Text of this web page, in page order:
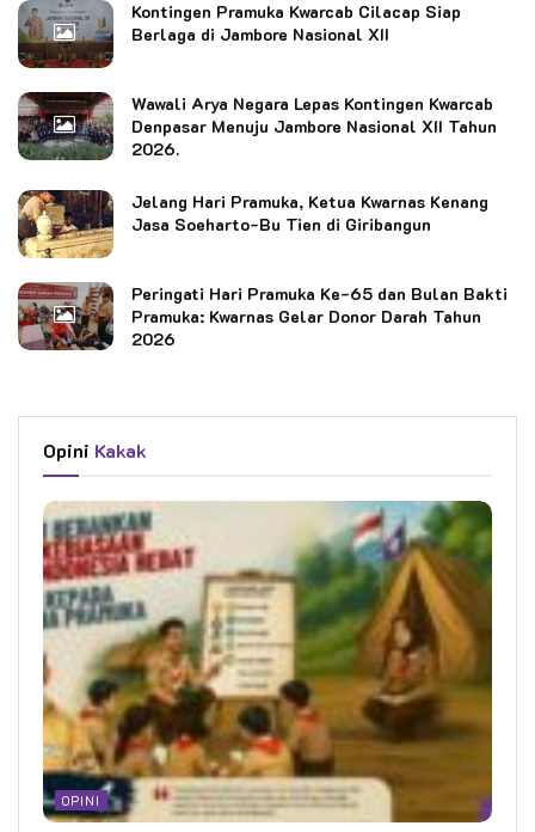
Kontingen Pramuka Kwarcab Cilacap Siap
Berlaga di Jambore Nasional XII
Wawali Arya Negara Lepas Kontingen Kwarcab
Denpasar Menuju Jambore Nasional XII Tahun
2026.
Jelang Hari Pramuka, Ketua Kwarnas Kenang
Jasa Soeharto-Bu Tien di Giribangun
Peringati Hari Pramuka Ke-65 dan Bulan Bakti
Pramuka: Kwarnas Gelar Donor Darah Tahun
2026
Opini Kakak
OPINI